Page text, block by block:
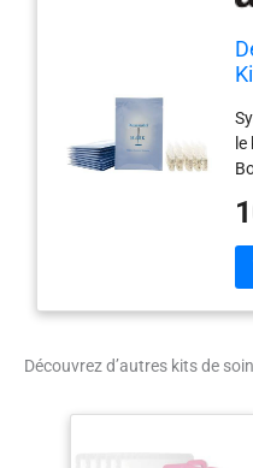
Découvrez d’autres kits de